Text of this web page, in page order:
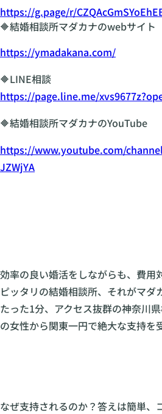
https://g.page/r/
🔶結婚相談所マダカナのwebサイト
https://ymadakana.com/
🔶LINE相談
https://page.line.me/
🔶結婚相談所マダカナのYouTube
https://www.youtube.com/
JZWjYA
効率の良い婚活をしながらも、費用
ピッタリの結婚相談所、それがマダ
たった1分、アクセス抜群の神奈川
の女性から関東一円で絶大な支持を
なぜ支持されるのか？答えは簡単、